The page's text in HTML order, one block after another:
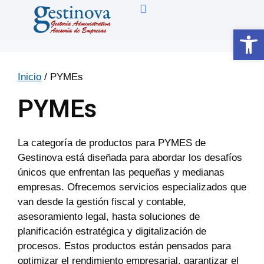
Abrir
Inicio / PYMEs
PYMEs
La categoría de productos para PYMES de
Gestinova está diseñada para abordar los desafíos
únicos que enfrentan las pequeñas y medianas
empresas. Ofrecemos servicios especializados que
van desde la gestión fiscal y contable,
asesoramiento legal, hasta soluciones de
planificación estratégica y digitalización de
procesos. Estos productos están pensados para
optimizar el rendimiento empresarial, garantizar el